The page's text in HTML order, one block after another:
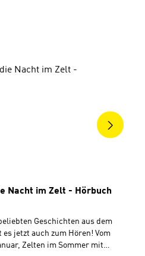
Nacht im Zelt - Hörbuch
Geschichten aus dem
auch zum Hören! Vom
Zelten im Sommer mit